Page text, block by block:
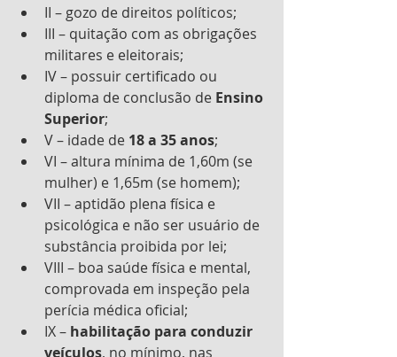
II – gozo de direitos políticos;
III – quitação com as obrigações
militares e eleitorais;
IV – possuir certificado ou
diploma de conclusão de Ensino
Superior;
V – idade de 18 a 35 anos;
VI – altura mínima de 1,60m (se
mulher) e 1,65m (se homem);
VII – aptidão plena física e
psicológica e não ser usuário de
substância proibida por lei;
VIII – boa saúde física e mental,
comprovada em inspeção pela
perícia médica oficial;
IX – habilitação para conduzir
veículos, no mínimo, nas